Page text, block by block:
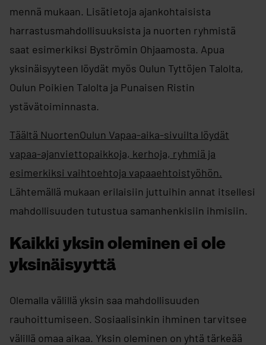
mennä mukaan. Lisätietoja ajankohtaisista
harrastusmahdollisuuksista ja nuorten ryhmistä
saat esimerkiksi Byströmin Ohjaamosta. Apua
yksinäisyyteen löydät myös Oulun Tyttöjen Talolta,
Oulun Poikien Talolta ja Punaisen Ristin
ystävätoiminnasta.
Täältä NuortenOulun Vapaa-aika-sivuilta löydät
vapaa-ajanviettopaikkoja, kerhoja, ryhmiä ja
esimerkiksi vaihtoehtoja vapaaehtoistyöhön.
Lähtemällä mukaan erilaisiin juttuihin annat itsellesi
mahdollisuuden tutustua samanhenkisiin ihmisiin.
Kaikki yksin oleminen ei ole
yksinäisyyttä
Olemalla välillä yksin saa mahdollisuuden
rauhoittumiseen. Sosiaalisinkin ihminen tarvitsee
välillä omaa aikaa. Yksin oleminen on yhtä tärkeää